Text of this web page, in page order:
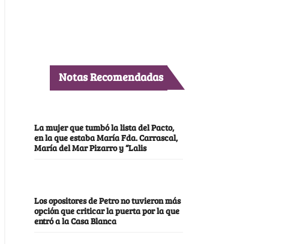
Notas Recomendadas
La mujer que tumbó la lista del Pacto,
en la que estaba María Fda. Carrascal,
María del Mar Pizarro y “Lalis
Los opositores de Petro no tuvieron más
opción que criticar la puerta por la que
entró a la Casa Blanca